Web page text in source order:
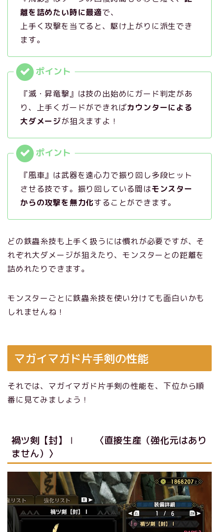
離を詰めたい時に最適で、
上手く攻撃を当てると、駆け上がりに派生でき
ます。
『滅・昇竜撃』は技の出始めにガード判定があ
り、上手くガードができればカウンターによる
大ダメージが狙えますよ！
『風車』は武器を遠心力で振り回し多段ヒット
させる技です。振り回している間はモンスター
からの攻撃を無力化することができます。
どの鉄蟲糸技も上手く扱うには慣れが必要ですが、そ
れぞれ大ダメージが狙えたり、モンスターとの距離を
詰めれたりできます。
モンスターごとに鉄蟲糸技を使い分けても面白いかも
しれませんね！
マガイマガド片手剣の性能
それでは、マガイマガド片手剣の性能を、下位から順
番に見てみましょう！
禍ツ剣【封】Ⅰ 〈直接生産（強化元はあり
ません）〉